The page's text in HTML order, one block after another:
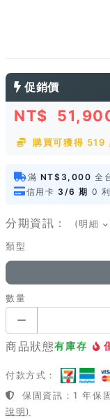
促銷價
NT$
購買可獲得 519
滿 NT$3,000 全
信用卡 3/6 期 0
分期資訊： (明細
類型
數量
商品狀態有庫存
付款方式：
保固資訊：1 年保
說明)